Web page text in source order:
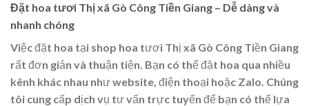
Đặt hoa tươi Thị xã Gò Công Tiền Giang – Dễ dàng và
nhanh chóng
Việc đặt hoa tại shop hoa tươi Thị xã Gò Công Tiền Giang
rất đơn giản và thuận tiện. Bạn có thể đặt hoa qua nhiều
kênh khác nhau như website, điện thoại hoặc Zalo. Chúng
tôi cung cấp dịch vụ tư vấn trực tuyến để bạn có thể lựa